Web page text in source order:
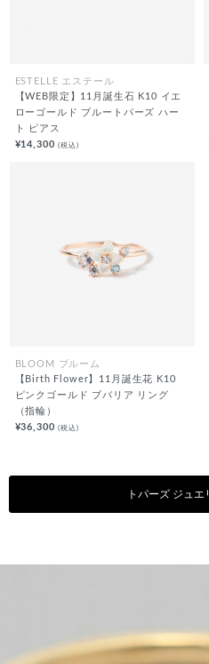
ESTELLE エステール
【WEB限定】11月誕生石 K10 イエ
ローゴールド ブルートパーズ ハー
ト ピアス
¥14,300(税込)
BLOOM ブルーム
【Birth Flower】11月誕生花 K10
ピンクゴールド ブバリア リング
（指輪）
¥36,300(税込)
トパーズ ジュエ